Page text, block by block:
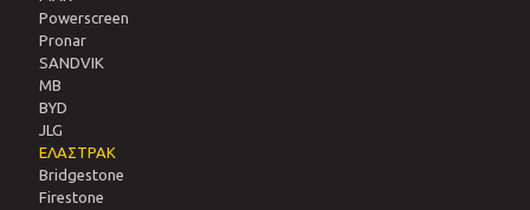
Powerscreen
Pronar
SANDVIΚ
MB
BYD
JLG
ΕΛΑΣΤΡΑΚ
Bridgestone
Firestone